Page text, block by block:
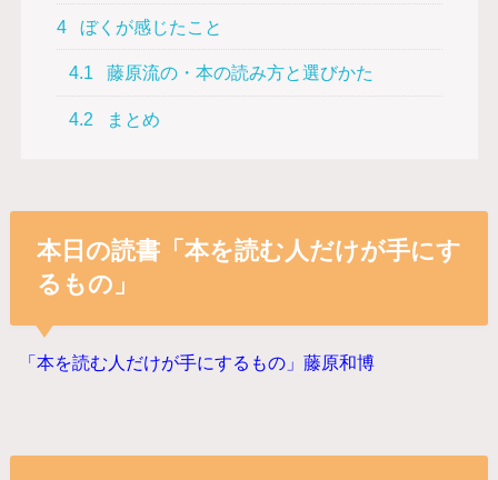
4 ぼくが感じたこと
4.1 藤原流の・本の読み方と選びかた
4.2 まとめ
本日の読書「本を読む人だけが手にす
るもの」
「本を読む人だけが手にするもの」藤原和博